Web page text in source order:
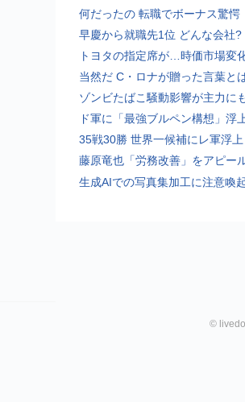
何だったの 転職でボーナス驚愕
早慶から就職先1位 どんな会社?
トヨタの指定席が…時価市場変
当然だ C・ロナが贈った言葉と
ゾンビたばこ騒動影響が主力に
ド軍に「最強ブルペン構想」浮
35戦30勝 世界一候補にレ軍浮上
藤原竜也「労務改善」をアピー
生成AIでの写真集加工に注意喚
©